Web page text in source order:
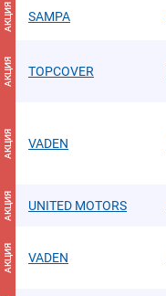
АКЦИЯ SAMPA
АКЦИЯ TOPCOVER
АКЦИЯ VADEN
АКЦИЯ UNITED MOTORS
АКЦИЯ VADEN